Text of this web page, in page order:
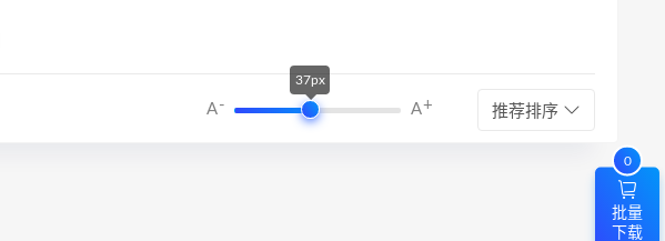
A-
37px
A+ 推荐排序
批量
下载
0